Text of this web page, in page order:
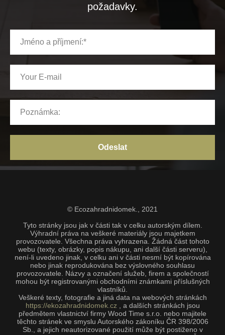
požadavky.
Odeslat
© Ecozahradnidomek.,
2021
Tyto stránky jsou jak v části tak v celku autorským dílem.
Výhradní práva na veškeré materiály jsou majetkem
provozovatele. Všechna práva vyhrazena. Žádná část tohoto
webu (texty, obrázky, popis nákupu, ani další části serveru),
není-li uvedeno jinak, v celku ani v části nesmí být kopírována
nebo jinak reprodukována bez výslovného souhlasu
provozovatele. Názvy a označení služeb, firem a společností
mohou být registrovanými obchodními známkami příslušných
vlastníků.
Veškeré texty, fotografie a jiná data na webových stránkách
https://ekozahradnidomek.cz , a dalších stránkách jsou
předmětem vlastnictví firmy Wood Time s.r.o. nebo majitele
těchto stránek ve smyslu Autorského zákoníku ČR 398/2006
Sb., a jejich neautorizované použití může být postiženo v